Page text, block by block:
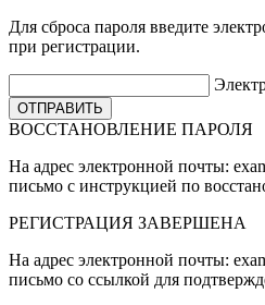
Для сброса пароля введите
при регистрации.
ВОССТАНОВЛЕНИЕ ПАРОЛЯ
На адрес электронной почты:
письмо с инструкцией по
РЕГИСТРАЦИЯ ЗАВЕРШЕНА
На адрес электронной почты:
письмо со ссылкой для